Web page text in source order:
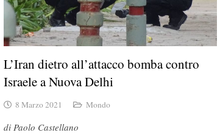
L’Iran dietro all’attacco bomba contro
Israele a Nuova Delhi
8 Marzo 2021 Mondo
di Paolo Castellano